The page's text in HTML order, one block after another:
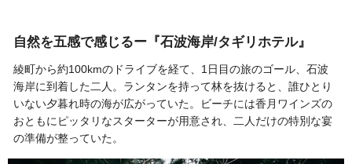
自然を五感で感じるー『石波海岸/タギリホテル』
綾町から約100kmのドライブを経て、1日目の旅のゴール、石波
海岸に到着した二人。ランタンを持って林を抜けると、誰ひとり
いない夕暮れ時の海が広がっていた。ビーチには香月ワインズの
おともにピッタリなスターターが用意され、二人だけの特別な宴
の準備が整っていた。